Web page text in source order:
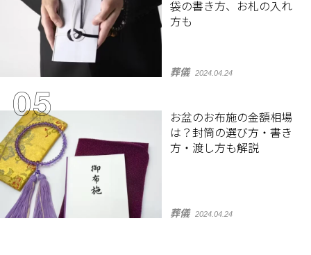
袋の書き方、お札の入れ
方も
葬儀 2024.04.24
お盆のお布施の金額相場
は？封筒の選び方・書き
方・渡し方も解説
葬儀 2024.04.24